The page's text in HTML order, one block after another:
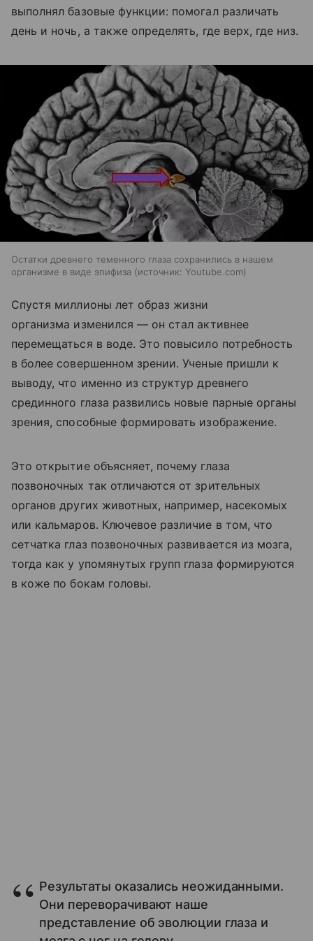
выполнял базовые функции: помогал различать
день и ночь, а также определять, где верх, где низ.
Остатки древнего теменного глаза сохранились в нашем
организме в виде эпифиза
источник: Youtube.com
Спустя миллионы лет образ жизни
организма изменился — он стал активнее
перемещаться в воде. Это повысило потребность
в более совершенном зрении. Ученые пришли к
выводу, что именно из структур древнего
срединного глаза развились новые парные органы
зрения, способные формировать изображение.
Это открытие объясняет, почему глаза
позвоночных так отличаются от зрительных
органов других животных, например, насекомых
или кальмаров. Ключевое различие в том, что
сетчатка глаз позвоночных развивается из мозга,
тогда как у упомянутых групп глаза формируются
в коже по бокам головы.
Результаты оказались неожиданными.
Они переворачивают наше
представление об эволюции глаза и